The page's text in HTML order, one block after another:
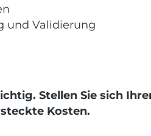
und Validierung
Stellen Sie sich
Kosten.